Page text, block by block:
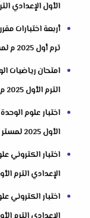
الأول الإعدادي الترم الأول
أربعة اختبارات
ترم أول 2025 م لمستر سامي محمد
امتحان رياضيات
الترم الأول 2025 م صالح المرسي
اختبار علوم
الأول 2025 لمستر عادل الأمين
اختبار الكتروني
الإعدادي الترم الأول 2025 لمستر محمد
اختبار